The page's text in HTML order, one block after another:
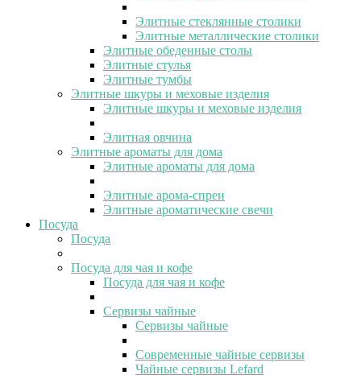
Элитные стеклянные столики
Элитные металлические столики
Элитные обеденные столы
Элитные стулья
Элитные тумбы
Элитные шкуры и меховые изделия
Элитные шкуры и меховые изделия
Элитная овчина
Элитные ароматы для дома
Элитные ароматы для дома
Элитные арома-спреи
Элитные ароматические свечи
Посуда
Посуда
Посуда для чая и кофе
Посуда для чая и кофе
Сервизы чайные
Сервизы чайные
Современные чайные сервизы
Чайные сервизы Lefard